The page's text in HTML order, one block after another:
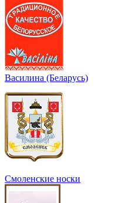
Василина (Беларусь)
Смоленские носки